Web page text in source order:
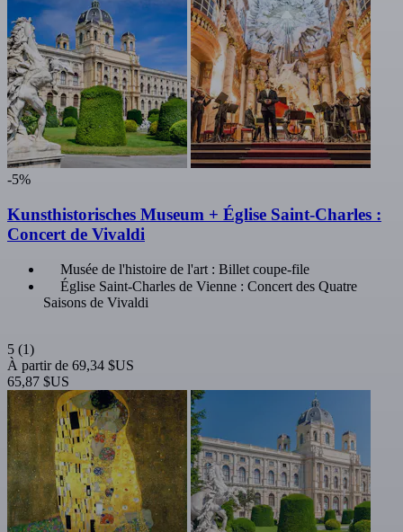
-5%
Kunsthistorisches Museum + Église Saint-Charles :
Concert de Vivaldi
Musée de l'histoire de l'art : Billet coupe-file
Église Saint-Charles de Vienne : Concert des Quatre
Saisons de Vivaldi
5 (1)
À partir de 69,34 $US
65,87 $US